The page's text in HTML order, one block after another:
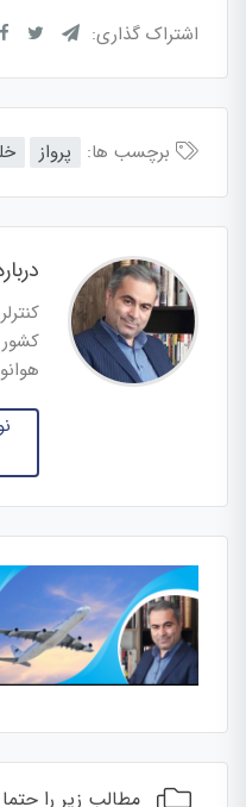
اشتراک گذاری:
برچسب ها: پرواز
مطالب زیر را